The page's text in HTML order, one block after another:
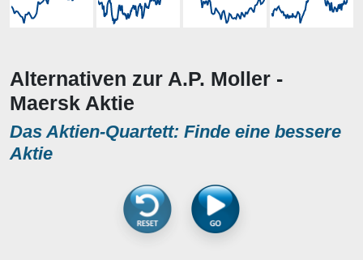
Alternativen zur A.P. Moller -
Maersk Aktie
Das Aktien-Quartett: Finde eine bessere
Aktie